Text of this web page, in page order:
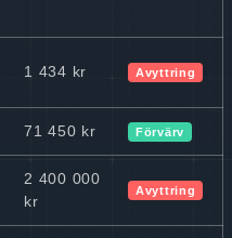
1 434 kr Avyttring
71 450 kr Förvärv
2 400 000
kr
Avyttring